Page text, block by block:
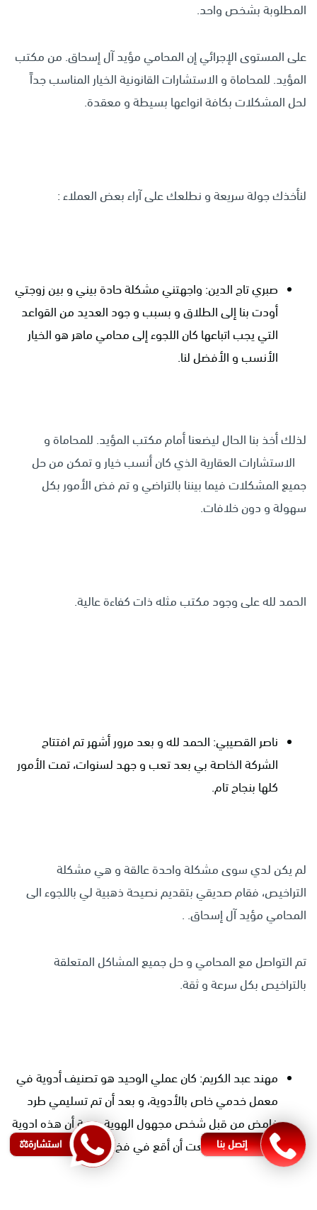
المطلوبة بشخص واحد.
على المستوى الإجرائي إن المحامي مؤيد آل إسحاق. من مكتب
المؤيد. للمحاماة و الاستشارات القانونية الخيار المناسب جداً
لحل المشكلات بكافة انواعها بسيطة و معقدة.
لنأخذك جولة سريعة و نطلعك على آراء بعض العملاء :
صبري تاج الدين: واجهتني مشكلة حادة بيني و بين زوجتي
أودت بنا إلى الطلاق و بسبب و جود العديد من القواعد
التي يجب اتباعها كان اللجوء إلى محامي ماهر هو الخيار
الأنسب و الأفضل لنا.
لذلك أخذ بنا الحال ليضعنا أمام مكتب المؤيد. للمحاماة و
الاستشارات العقارية الذي كان أنسب خيار و تمكن من حل
جميع المشكلات فيما بيننا بالتراضي و تم فض الأمور بكل
سهولة و دون خلافات.
الحمد لله على وجود مكتب مثله ذات كفاءة عالية.
ناصر القصيبي: الحمد لله و بعد مرور أشهر تم افتتاح
الشركة الخاصة بي بعد تعب و جهد لسنوات، تمت الأمور
كلها بنجاح تام.
لم يكن لدي سوى مشكلة واحدة عالقة و هي مشكلة
التراخيص، فقام صديقي بتقديم نصيحة ذهبية لي باللجوء الى
المحامي مؤيد آل إسحاق. .
تم التواصل مع المحامي و حل جميع المشاكل المتعلقة
بالتراخيص بكل سرعة و ثقة.
مهند عبد الكريم: كان عملي الوحيد هو تصنيف أدوية في
معمل خدمي خاص بالأدوية، و بعد أن تم تسليمي طرد
غامض من قبل شخص مجهول الهوية بحجة أن هذه ادوية
مستوردة استطعت أن أقع في فخ تهمة المخدرات.
إتصل بنا استشارة⚖️